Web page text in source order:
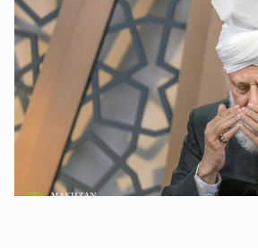
دلالات، حِكم، وأهداف >> المزيد
هذا المقال في أهمية عيد